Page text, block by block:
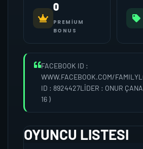
0
PREMIUM
BONUS
FACEBOOK ID :
WWW.FACEBOOK.COM/
ID : 8924427LİDER : ONUR
16 )
OYUNCU LISTESI